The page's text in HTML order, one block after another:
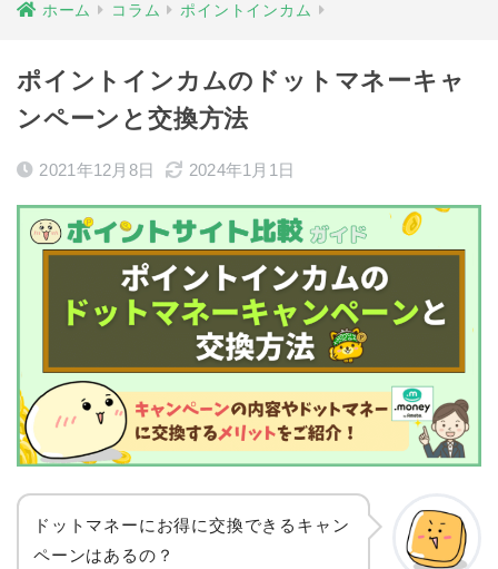
ホーム コラム ポイントインカム
ポイントインカムのドットマネーキャ
ンペーンと交換方法
2021年12月8日 2024年1月1日
ドットマネーにお得に交換できるキャン
ペーンはあるの？